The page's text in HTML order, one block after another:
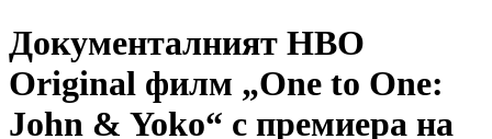
Документалният HBO
Original филм „One to One:
John & Yoko“ с премиера на